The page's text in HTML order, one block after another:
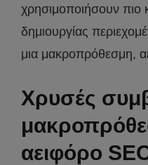
χρησιμοποιήσουν πιο
δημιουργίας
μια μακροπρόθεσμη,
Χρυσές
αειφόρο